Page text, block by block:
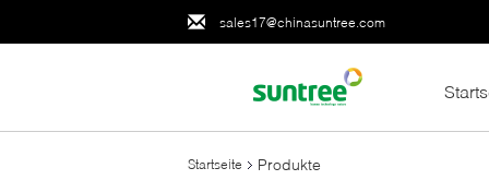
sales17@chinasuntree.com
Startseite Produkte